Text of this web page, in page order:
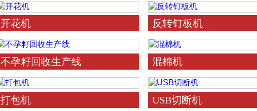
开花机 反转钉板机
不孕籽回收生产线 混棉机
打包机 USB切断机